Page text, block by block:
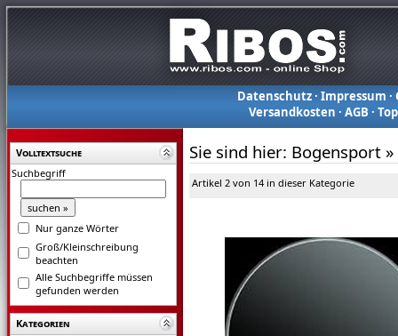
Datenschutz· Impressum ·
Versandkosten ·AGB ·
Volltextsuche
Suchbegriff
Nur ganze Wörter
Groß/Kleinschreibung
beachten
Alle Suchbegriffe müssen
gefunden werden
Kategorien
Sie sind hier: Bogensport »
Artikel 2 von 14 in dieser Kategorie